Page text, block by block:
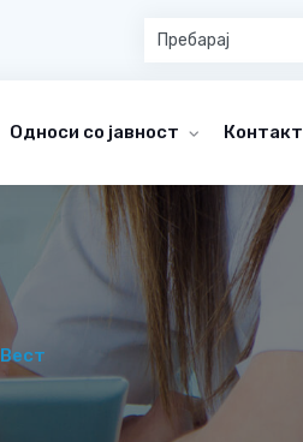
Односи со јавност Контакт
Вест